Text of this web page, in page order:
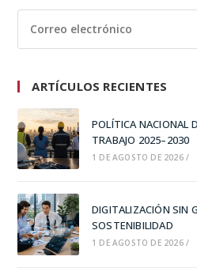
ARTÍCULOS RECIENTES
POLÍTICA NACIONAL
TRABAJO 2025–2030
1 DE AGOSTO DE 2026 /
DIGITALIZACIÓN SIN
SOSTENIBILIDAD
1 DE AGOSTO DE 2026 /